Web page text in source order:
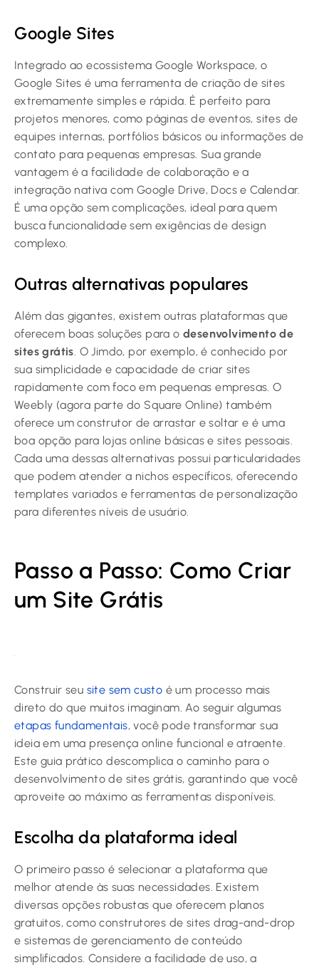
Google Sites
Integrado ao ecossistema Google Workspace, o
Google Sites é uma ferramenta de criação de sites
extremamente simples e rápida. É perfeito para
projetos menores, como páginas de eventos, sites de
equipes internas, portfólios básicos ou informações de
contato para pequenas empresas. Sua grande
vantagem é a facilidade de colaboração e a
integração nativa com Google Drive, Docs e Calendar.
É uma opção sem complicações, ideal para quem
busca funcionalidade sem exigências de design
complexo.
Outras alternativas populares
Além das gigantes, existem outras plataformas que
oferecem boas soluções para o desenvolvimento de
sites grátis . O Jimdo, por exemplo, é conhecido por
sua simplicidade e capacidade de criar sites
rapidamente com foco em pequenas empresas. O
Weebly (agora parte do Square Online) também
oferece um construtor de arrastar e soltar e é uma
boa opção para lojas online básicas e sites pessoais.
Cada uma dessas alternativas possui particularidades
que podem atender a nichos específicos, oferecendo
templates variados e ferramentas de personalização
para diferentes níveis de usuário.
Passo a Passo: Como Criar
um Site Grátis
Construir seu site sem custo é um processo mais
direto do que muitos imaginam. Ao seguir algumas
etapas fundamentais, você pode transformar sua
ideia em uma presença online funcional e atraente.
Este guia prático descomplica o caminho para o
desenvolvimento de sites grátis, garantindo que você
aproveite ao máximo as ferramentas disponíveis.
Escolha da plataforma ideal
O primeiro passo é selecionar a plataforma que
melhor atende às suas necessidades. Existem
diversas opções robustas que oferecem planos
gratuitos, como construtores de sites drag-and-drop
e sistemas de gerenciamento de conteúdo
simplificados. Considere a facilidade de uso, a